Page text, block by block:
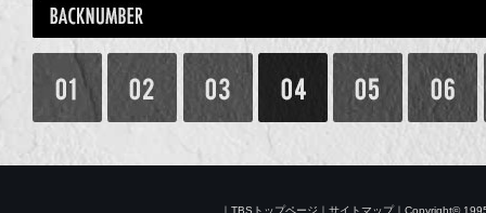
｜ TBSトップページ ｜ サイトマップ｜ Copyright©